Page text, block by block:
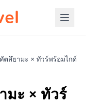
ตสึยามะ × ทัวร์พร้อมไกด์
มะ × ทัวร์